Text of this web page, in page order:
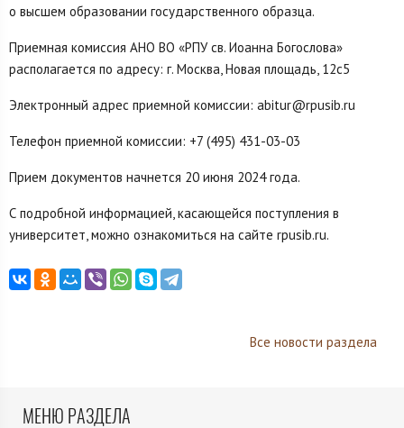
о высшем образовании государственного образца.
Приемная комиссия АНО ВО «РПУ св. Иоанна Богослова»
располагается по адресу: г. Москва, Новая площадь, 12с5
Электронный адрес приемной комиссии: abitur@rpusib.ru
Телефон приемной комиссии: +7 (495) 431-03-03
Прием документов начнется 20 июня 2024 года.
С подробной информацией, касающейся поступления в
университет, можно ознакомиться на сайте rpusib.ru.
Все новости раздела
МЕНЮ РАЗДЕЛА